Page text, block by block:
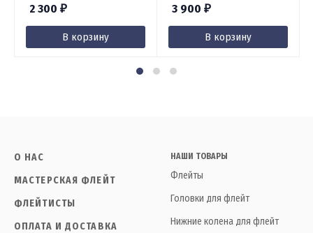
2 300 ₽
В корзину
3 900 ₽
В корзину
О НАС
МАСТЕРСКАЯ ФЛЕЙТ
ФЛЕЙТИСТЫ
ОПЛАТА И ДОСТАВКА
НАШИ ТОВАРЫ
Флейты
Головки для флейт
Нижние колена для флейт